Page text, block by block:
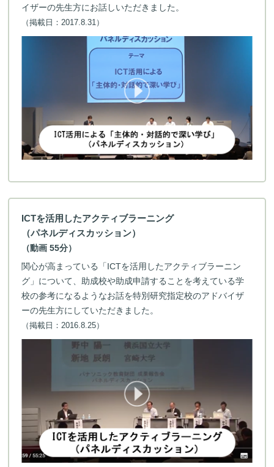
イザーの先生方にお話しいただきました。
（掲載日：2017.8.31）
ICTを活用したアクティブラーニング
（パネルディスカッション）
（動画 55分）
関心が高まっている「ICTを活用したアクティブラーニン
グ」について、助成校や助成申請することを考えている学
校の参考になるようなお話を特別研究指定校のアドバイザ
ーの先生方にしていただきました。
（掲載日：2016.8.25）